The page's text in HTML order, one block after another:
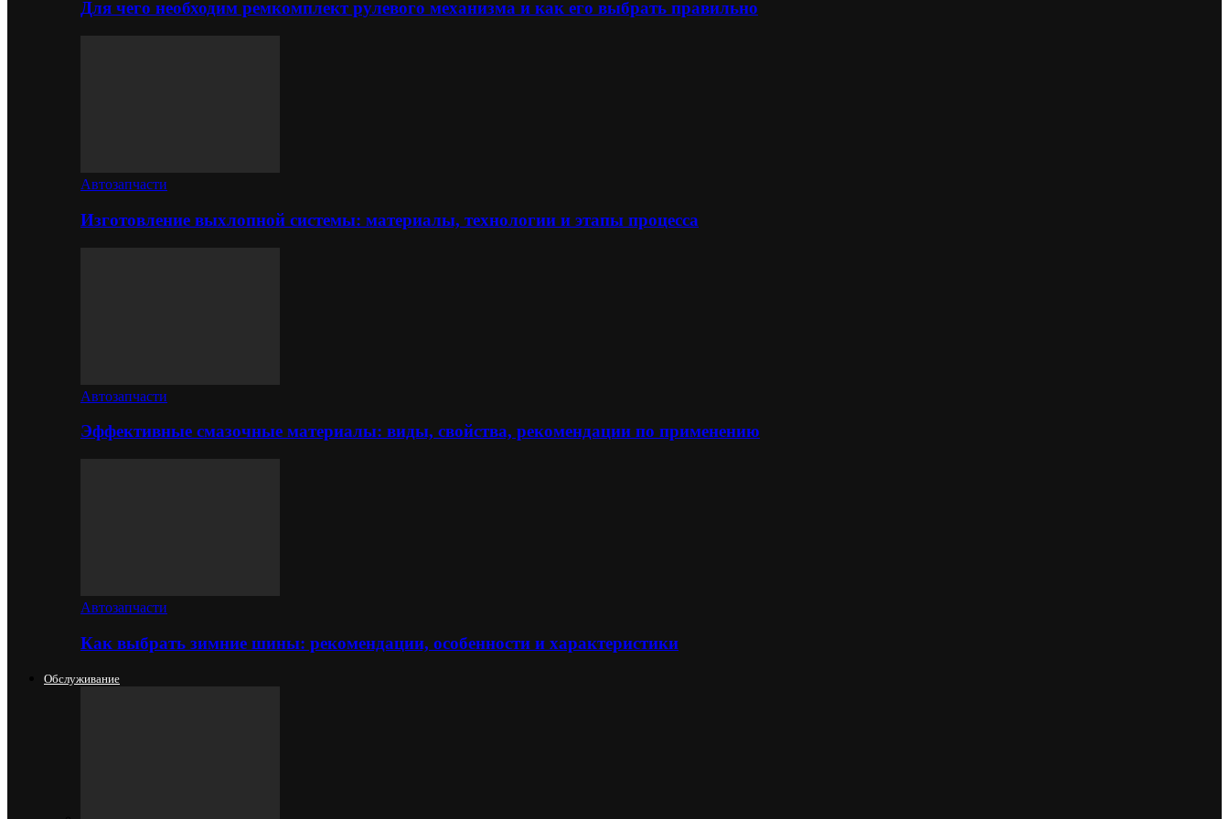
Для чего необходим ремкомплект рулевого механизма и как его выбрать правильно
Автозапчасти
Изготовление выхлопной системы: материалы, технологии и этапы процесса
Автозапчасти
Эффективные смазочные материалы: виды, свойства, рекомендации по применению
Автозапчасти
Как выбрать зимние шины: рекомендации, особенности и характеристики
Обслуживание